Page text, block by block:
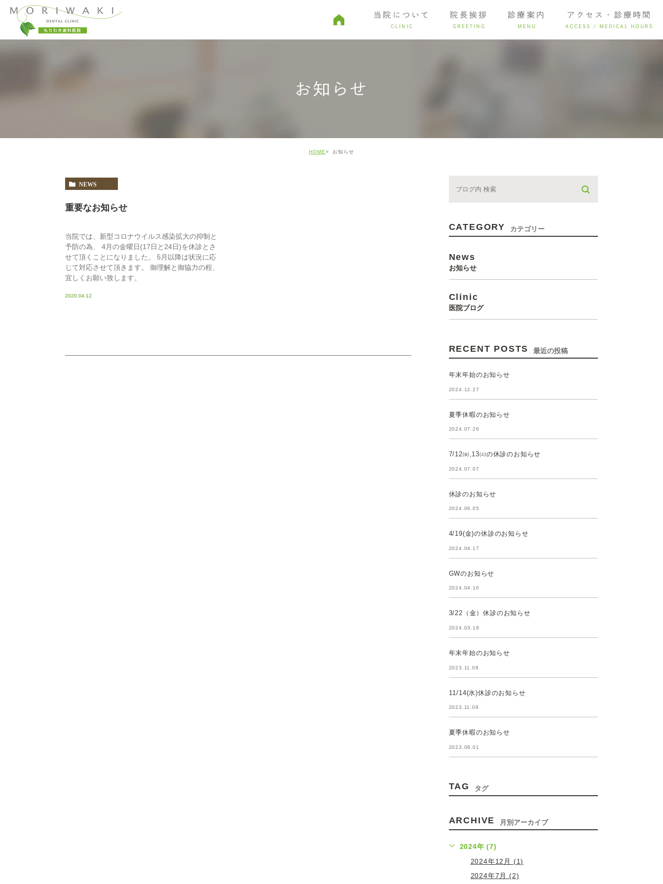
当院について
CLINIC
予約から診療までの流れ
院長挨拶
GREETING
診療案内
MENU
親知らず・口腔外科 審美治療
アクセス・診療時間
ACCESS / MEDICAL HOURS
お知らせ
HOME お知らせ
NEWS
重要なお知らせ
当院では、新型コロナウイルス感染拡大の抑制と
予防の為、 4月の金曜日(17日と24日)を休診とさ
せて頂くことになりました。 5月以降は状況に応
じて対応させて頂きます。 御理解と御協力の程、
宜しくお願い致します。
2020.04.12
CATEGORY カテゴリー
News
お知らせ
Clinic
医院ブログ
RECENT POSTS 最近の投稿
年末年始のお知らせ
2024.12.27
夏季休暇のお知らせ
2024.07.26
7/12㈮,13㈯の休診のお知らせ
2024.07.07
休診のお知らせ
2024.06.05
4/19(金)の休診のお知らせ
2024.04.17
GWのお知らせ
2024.04.10
3/22（金）休診のお知らせ
2024.03.19
年末年始のお知らせ
2023.11.08
11/14(水)休診のお知らせ
2023.11.08
夏季休暇のお知らせ
2023.08.01
TAG タグ
ARCHIVE 月別アーカイブ
2024年 (7)
2024年12月 (1)
2024年7月 (2)